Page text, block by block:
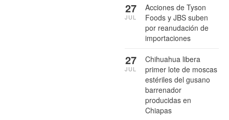
Acciones de Tyson
Foods y JBS suben
por reanudación de
importaciones
27
JUL
Chihuahua libera
primer lote de moscas
estériles del gusano
barrenador
producidas en
Chiapas
27
JUL